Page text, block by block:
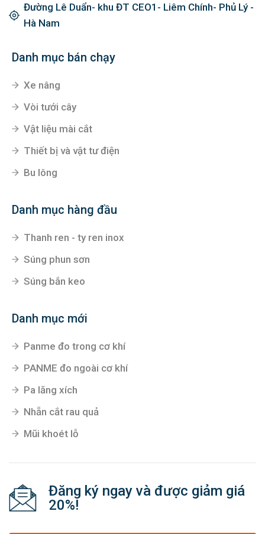
Đường Lê Duẩn- khu ĐT CEO1- Liêm Chính- Phủ Lý -
Hà Nam
Danh mục bán chạy
Xe nâng
Vòi tưới cây
Vật liệu mài cắt
Thiết bị và vật tư điện
Bu lông
Danh mục hàng đầu
Thanh ren - ty ren inox
Súng phun sơn
Súng bắn keo
Danh mục mới
Panme đo trong cơ khí
PANME đo ngoài cơ khí
Pa lăng xích
Nhẵn cắt rau quả
Mũi khoét lỗ
Đăng ký ngay và được giảm giá
20%!